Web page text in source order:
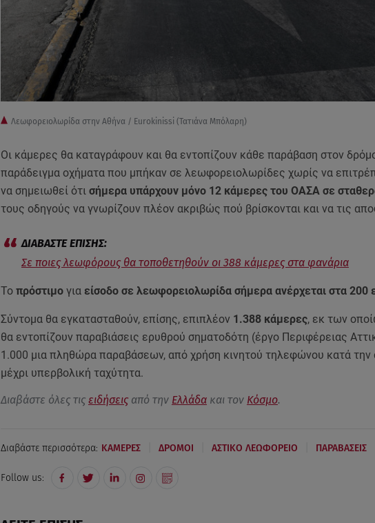
Λεωφορειολωρίδα στην Αθήνα / Eurokinissi (Τατιάνα Μπόλαρη)
Οι κάμερες θα καταγράφουν και θα εντοπίζουν κάθε παράβαση στον
παράδειγμα οχήματα που μπήκαν σε λεωφορειολωρίδες χωρίς να
να σημειωθεί ότι σήμερα υπάρχουν μόνο 12 κάμερες του ΟΑΣΑ σε
τους οδηγούς να γνωρίζουν πλέον ακριβώς πού βρίσκονται και να τις
Σε ποιες λεωφόρους θα τοποθετηθούν οι 388 κάμερες στα φανάρια
Τοπρόστιμογια είσοδο σε λεωφορειολωρίδα σήμερα ανέρχεται στα 200
Σύντομα θα εγκατασταθούν, επίσης, επιπλέον1.388 κάμερες, εκ των
θα εντοπίζουν παραβιάσεις ερυθρού σηματοδότη (έργο Περιφέρειας
1.000 μια πληθώρα παραβάσεων, από χρήση κινητού τηλεφώνου κατά την
μέχρι υπερβολική ταχύτητα.
Διαβάστε όλες τις ειδήσειςαπό την Ελλάδακαι τον Κόσμο.
Διαβάστε περισσότερα: ΚΑΜΕΡΕΣ ΔΡΟΜΟΙ ΑΣΤΙΚΟ ΛΕΩΦΟΡΕΙΟ ΠΑΡΑΒΑΣΕΙΣ
Follow us: